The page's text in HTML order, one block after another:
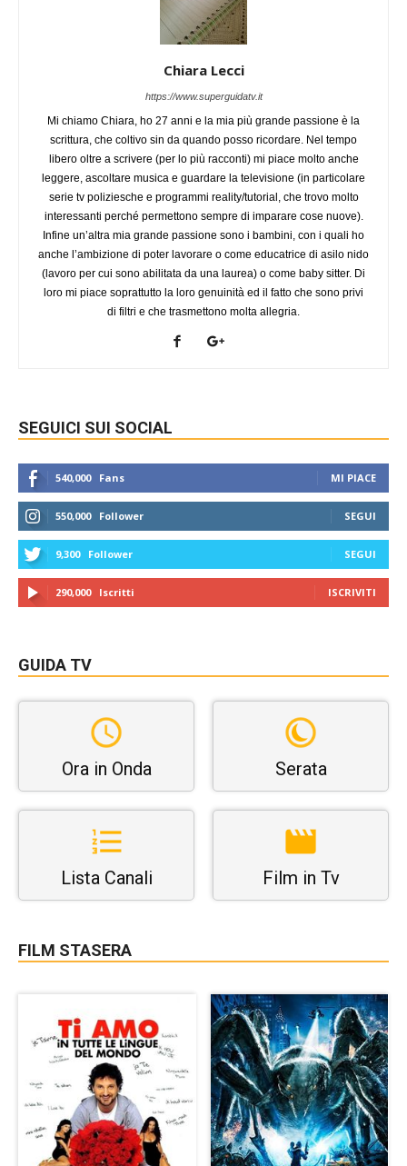
Chiara Lecci
https://www.superguidatv.it
Mi chiamo Chiara, ho 27 anni e la mia più grande passione è la
scrittura, che coltivo sin da quando posso ricordare. Nel tempo
libero oltre a scrivere (per lo più racconti) mi piace molto anche
leggere, ascoltare musica e guardare la televisione (in particolare
serie tv poliziesche e programmi reality/tutorial, che trovo molto
interessanti perché permettono sempre di imparare cose nuove).
Infine un’altra mia grande passione sono i bambini, con i quali ho
anche l’ambizione di poter lavorare o come educatrice di asilo nido
(lavoro per cui sono abilitata da una laurea) o come baby sitter. Di
loro mi piace soprattutto la loro genuinità ed il fatto che sono privi
di filtri e che trasmettono molta allegria.
SEGUICI SUI SOCIAL
540,000 Fans MI PIACE
550,000 Follower SEGUI
9,300 Follower SEGUI
290,000 Iscritti ISCRIVITI
GUIDA TV
Ora in Onda Serata
Lista Canali Film in Tv
FILM STASERA